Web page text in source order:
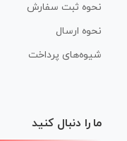
نحوه ثبت سفارش
نحوه ارسال
شیوه‌های پرداخت
ما را دنبال کنید